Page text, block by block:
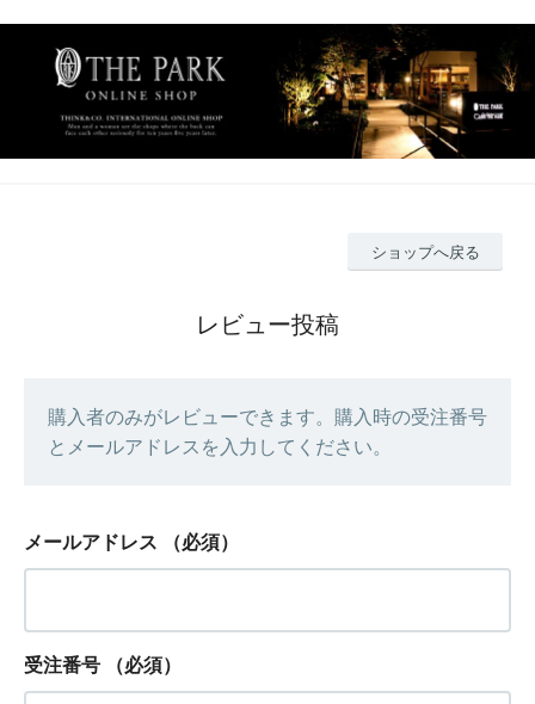
ショップへ戻る
レビュー投稿
購入者のみがレビューできます。購入時の受注番号
とメールアドレスを入力してください。
メールアドレス （必須）
受注番号 （必須）